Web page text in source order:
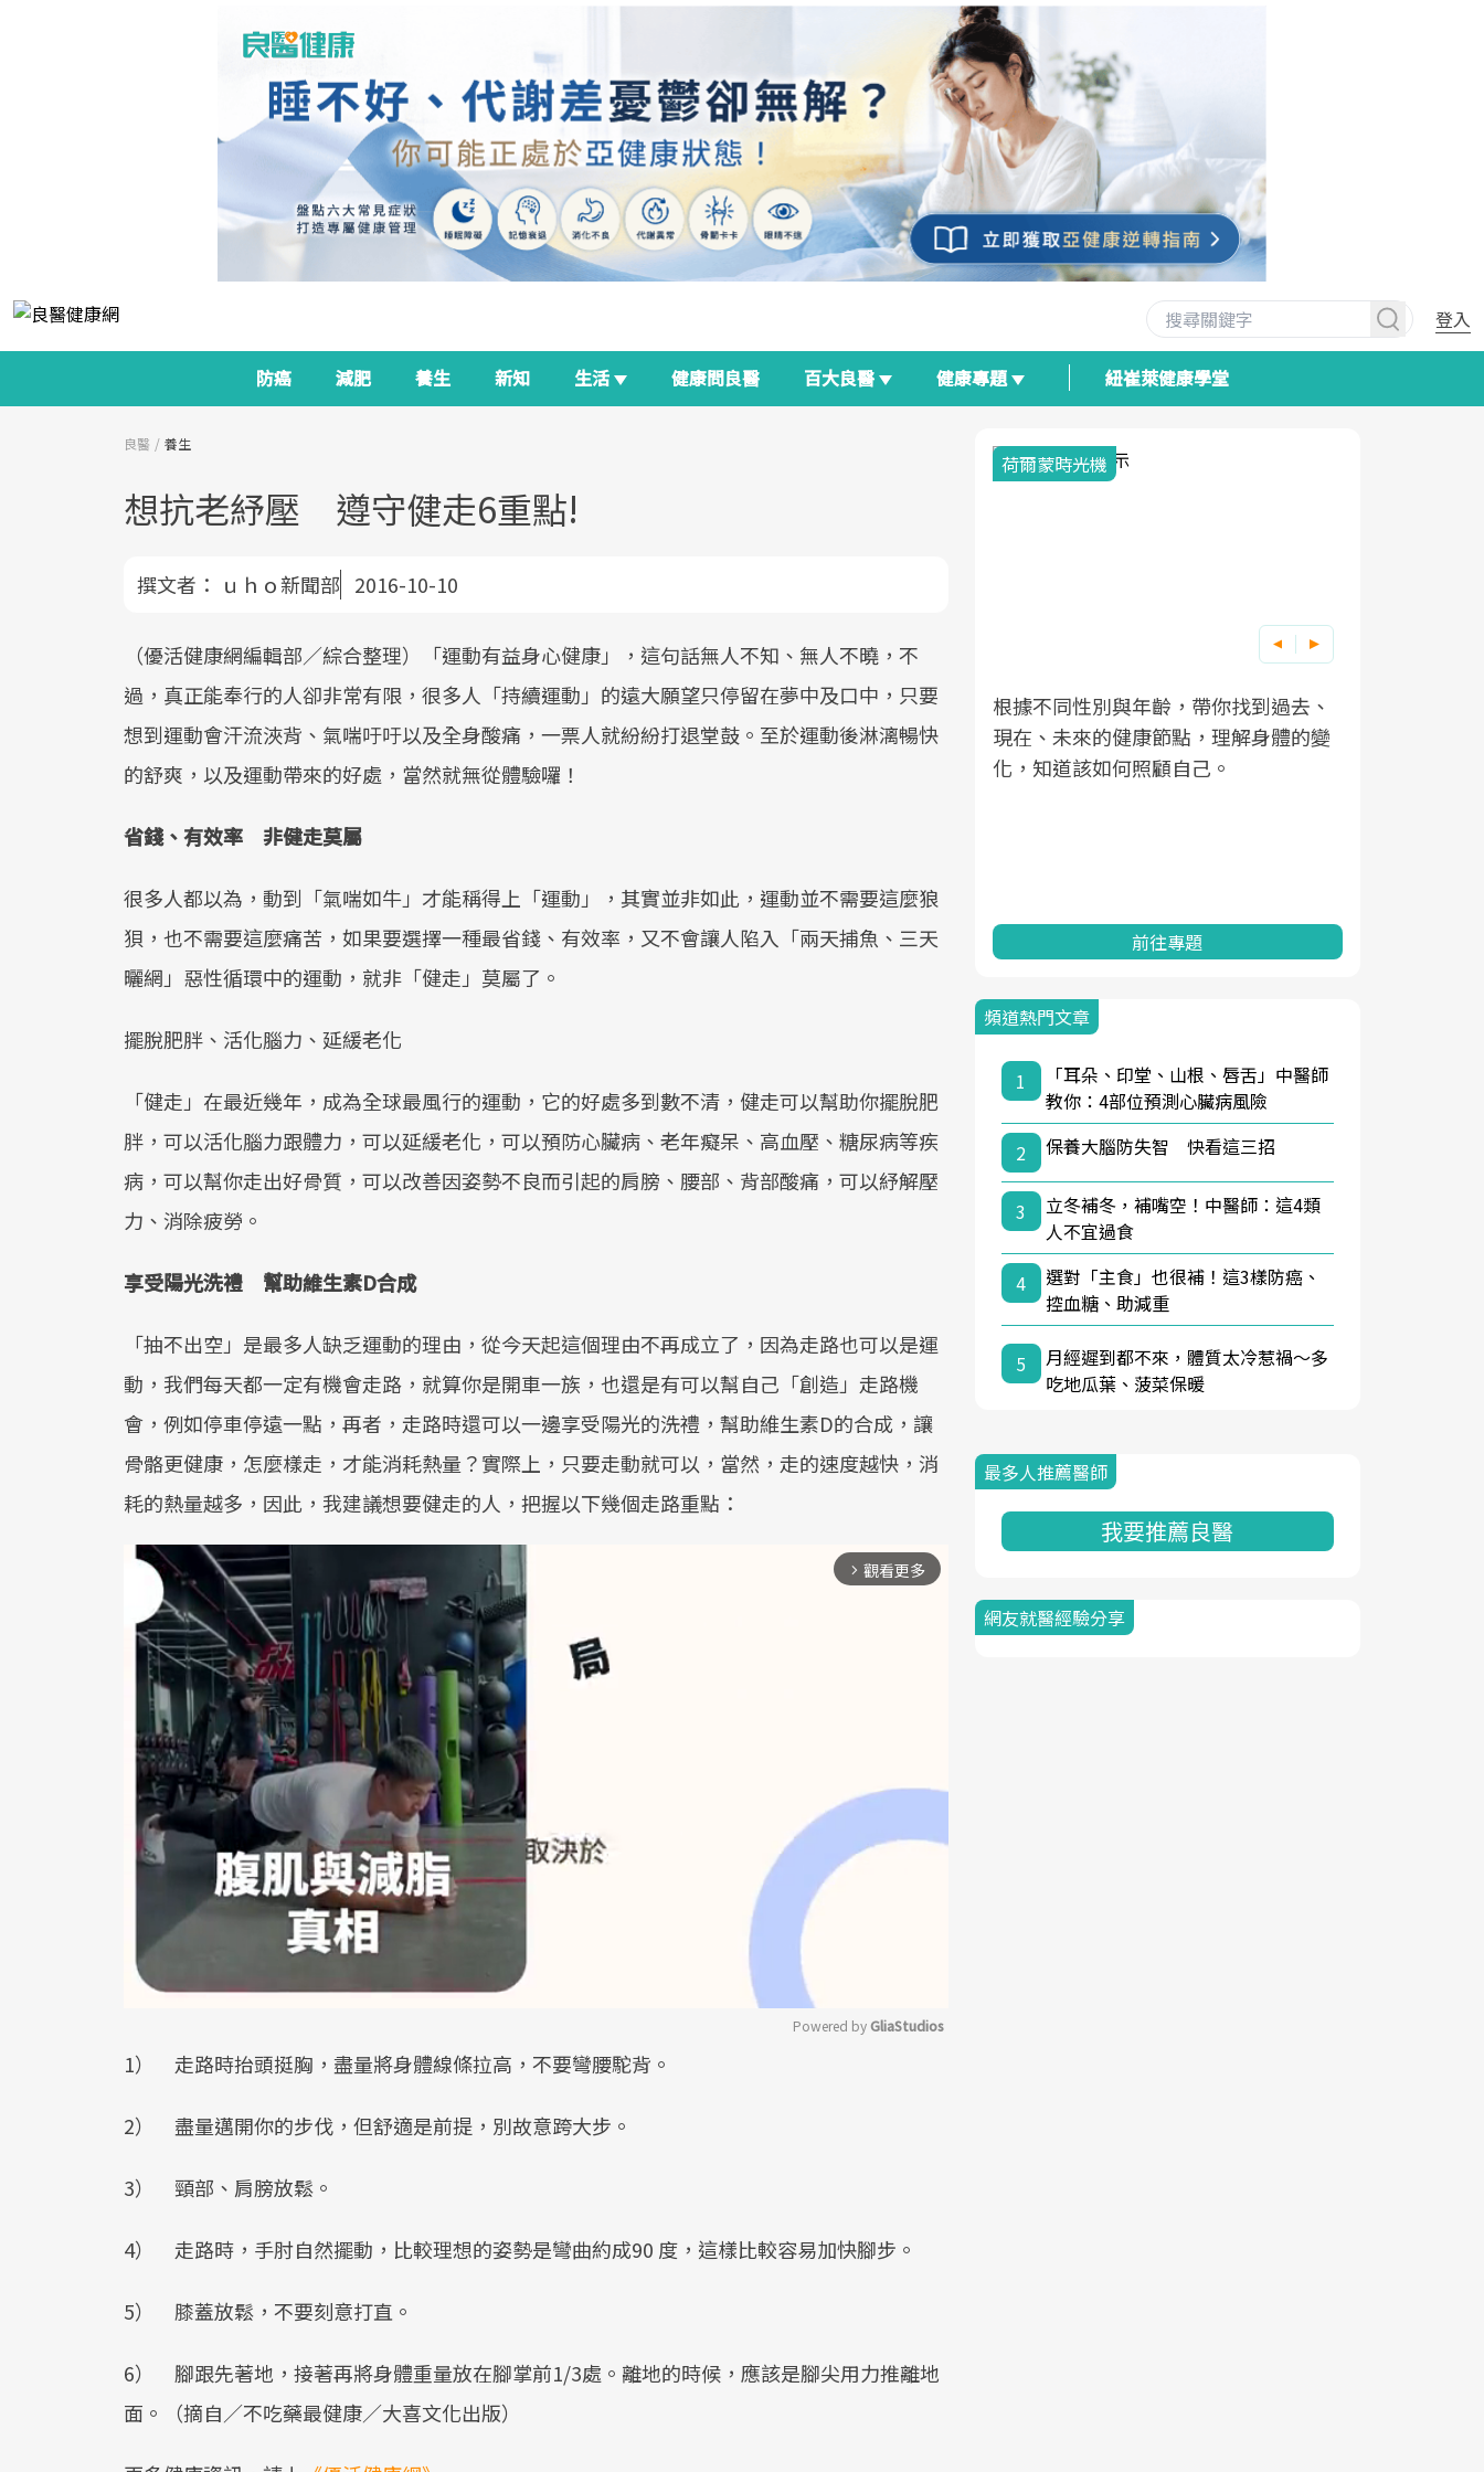
登入
防癌 減肥 養生 新知 生活 健康問良醫 百大良醫 健康專題 紐崔萊健康學堂
良醫 養生
想抗老紓壓 遵守健走6重點!
撰文者： ｕｈｏ新聞部 2016-10-10
（優活健康網編輯部／綜合整理）「運動有益身心健康」，這句話無人不知、無人不曉，不
過，真正能奉行的人卻非常有限，很多人「持續運動」的遠大願望只停留在夢中及口中，只要
想到運動會汗流浹背、氣喘吁吁以及全身酸痛，一票人就紛紛打退堂鼓。至於運動後淋漓暢快
的舒爽，以及運動帶來的好處，當然就無從體驗囉！
省錢、有效率 非健走莫屬
很多人都以為，動到「氣喘如牛」才能稱得上「運動」，其實並非如此，運動並不需要這麼狼
狽，也不需要這麼痛苦，如果要選擇一種最省錢、有效率，又不會讓人陷入「兩天捕魚、三天
曬網」惡性循環中的運動，就非「健走」莫屬了。
擺脫肥胖、活化腦力、延緩老化
「健走」在最近幾年，成為全球最風行的運動，它的好處多到數不清，健走可以幫助你擺脫肥
胖，可以活化腦力跟體力，可以延緩老化，可以預防心臟病、老年癡呆、高血壓、糖尿病等疾
病，可以幫你走出好骨質，可以改善因姿勢不良而引起的肩膀、腰部、背部酸痛，可以紓解壓
力、消除疲勞。
享受陽光洗禮 幫助維生素D合成
「抽不出空」是最多人缺乏運動的理由，從今天起這個理由不再成立了，因為走路也可以是運
動，我們每天都一定有機會走路，就算你是開車一族，也還是有可以幫自己「創造」走路機
會，例如停車停遠一點，再者，走路時還可以一邊享受陽光的洗禮，幫助維生素D的合成，讓
骨骼更健康，怎麼樣走，才能消耗熱量？實際上，只要走動就可以，當然，走的速度越快，消
耗的熱量越多，因此，我建議想要健走的人，把握以下幾個走路重點：
arrow_forward_ios 觀看更多
Powered by GliaStudios
1） 走路時抬頭挺胸，盡量將身體線條拉高，不要彎腰駝背。
2） 盡量邁開你的步伐，但舒適是前提，別故意跨大步。
3） 頸部、肩膀放鬆。
4） 走路時，手肘自然擺動，比較理想的姿勢是彎曲約成90 度，這樣比較容易加快腳步。
5） 膝蓋放鬆，不要刻意打直。
6） 腳跟先著地，接著再將身體重量放在腳掌前1/3處。離地的時候，應該是腳尖用力推離地
面。（摘自／不吃藥最健康／大喜文化出版）
面對超高齡社會的浪潮，台灣正在快速
邁向「健康照護」的新時代。隨著國家
狀況、啟動健康管理的重要起點。
前往專題
2025年，就到良醫生活祭體驗「一站式
健康新生活」，從講座、體驗到運動，
前往專題
良醫健康網從「換季的身體變化」出
發，透過醫學觀點與日常感受的對話，
前往專題
荷爾蒙時光機
根據不同性別與年齡，帶你找到過去、
現在、未來的健康節點，理解身體的變
化，知道該如何照顧自己。
前往專題
頻道熱門文章
1
「耳朵、印堂、山根、唇舌」中醫師
教你：4部位預測心臟病風險
2
保養大腦防失智 快看這三招
3
立冬補冬，補嘴空！中醫師：這4類
人不宜過食
4
選對「主食」也很補！這3樣防癌、
控血糖、助減重
5
月經遲到都不來，體質太冷惹禍〜多
吃地瓜葉、菠菜保暖
最多人推薦醫師
我要推薦良醫
網友就醫經驗分享